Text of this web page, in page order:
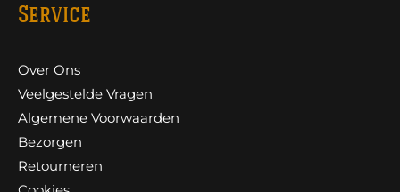
Service
Over Ons
Veelgestelde Vragen
Algemene Voorwaarden
Bezorgen
Retourneren